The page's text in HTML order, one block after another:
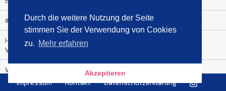
Durch die weitere Nutzung der Seite
stimmen Sie der Verwendung von Cookies
zu. Mehr erfahren
Akzeptieren
#1-Bestseller: "Das ist Alpha!" von Kollegah
Hammer! "Fear: Trump in the White House" (auf Englisch) von
Watergate-Urgestein
Wie alt sind die TV-Zuschauer
Impressum Kontakt Datenschutzerklärung